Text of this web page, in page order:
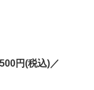
円(税込)／